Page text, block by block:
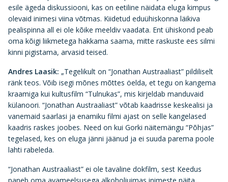
esile ägeda diskussiooni, kas on eetiline näidata eluga kimpus
olevaid inimesi viina võtmas. Kiidetud eduühiskonna läikiva
pealispinna all ei ole kõike meeldiv vaadata. Ent ühiskond peab
oma kõigi liikmetega hakkama saama, mitte raskuste ees silmi
kinni pigistama, arvasid teised.
Andres Laasik: „Tegelikult on “Jonathan Austraaliast” pildiliselt
ränk teos. Võib isegi mõnes mõttes öelda, et tegu on kangema
kraamiga kui kultusfilm “Tulnukas”, mis kirjeldab manduvaid
külanoori. “Jonathan Austraaliast” võtab kaadrisse keskealisi ja
vanemaid saarlasi ja enamiku filmi ajast on selle kangelased
kaadris raskes joobes. Need on kui Gorki näitemängu “Põhjas”
tegelased, kes on eluga jänni jäänud ja ei suuda parema poole
lahti rabeleda.
“Jonathan Austraaliast” ei ole tavaline dokfilm, sest Keedus